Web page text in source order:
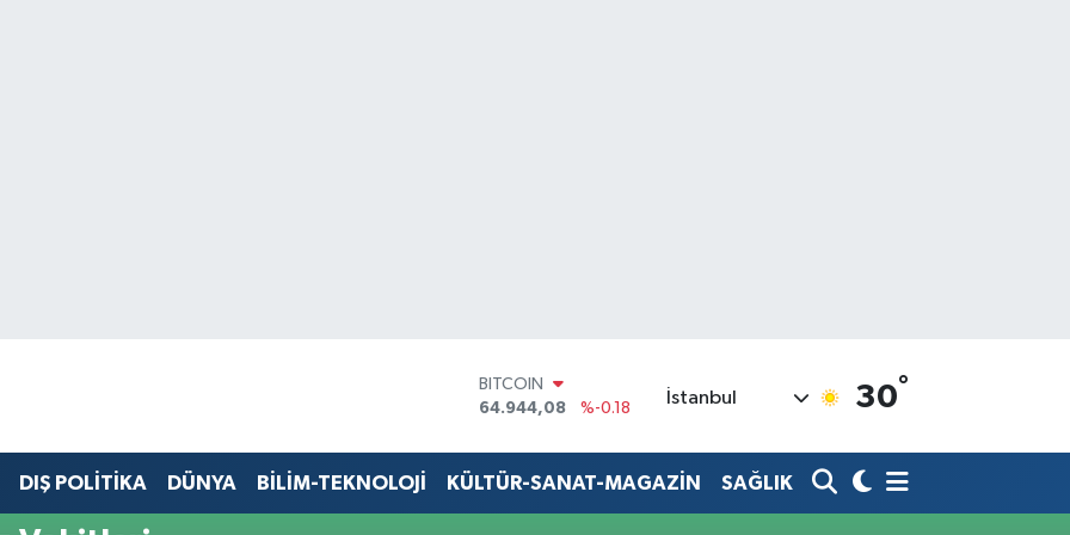
BITCOIN
64.944,08
%-0.18
EURO
İstanbul 30°
DIŞ POLİTİKA DÜNYA BİLİM-TEKNOLOJİ KÜLTÜR-SANAT-MAGAZİN SAĞLIK